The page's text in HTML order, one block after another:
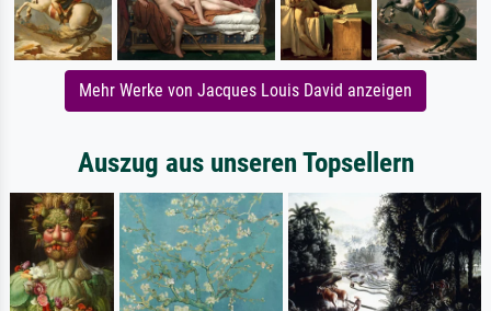
Mehr Werke von Jacques Louis David anzeigen
Auszug aus unseren Topsellern